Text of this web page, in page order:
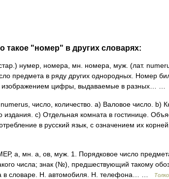
такое "номер" в других словарях:
нумер, номера, мн. номера, муж. (лат.
предмета в ряду других однородных. Номер
изображением цифры, выдаваемые в разных… …
число, количество. а) Валовое число. b)
издания. с) Отдельная комната в гостинице.
в русский язык, с означением их
а, мн. а, ов, муж. 1. Порядковое число
числа; знак (№), предшествующий такому
в словаре. Н. автомобиля. Н. телефона… …